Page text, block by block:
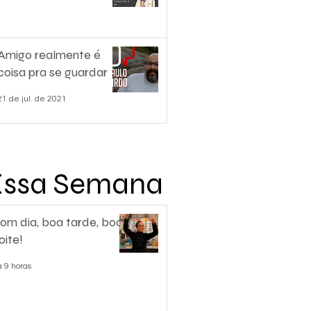
realmente é
pra se guardar
de jul. de 2021
dia, boa tarde, boa
9 horas
Semana